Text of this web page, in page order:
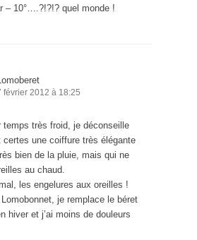
– 10°….?!?!? quel monde !
février 2012 à 18:25
temps très froid, je déconseille
certes une coiffure très élégante
bien de la pluie, mais qui ne
au chaud.
les engelures aux oreilles !
je remplace le béret
hiver et j’ai moins de douleurs